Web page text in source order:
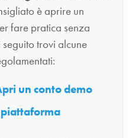
è aprire un
fare pratica senza
trovi alcune
un conto demo